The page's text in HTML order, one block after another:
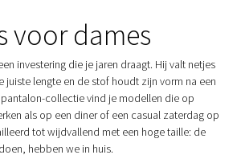
voor dames
investering die je jaren draagt. Hij valt netjes
juiste lengte en de stof houdt zijn vorm na een
collectie vind je modellen die op
als op een diner of een casual zaterdag op
tot wijdvallend met een hoge taille: de
hebben we in huis.